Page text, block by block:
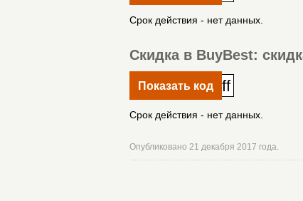
Срок действия - нет данных.
Скидка в BuyBest:
Показать код ff
Срок действия - нет данных.
Опубликовано 21 декабря 2017 года.